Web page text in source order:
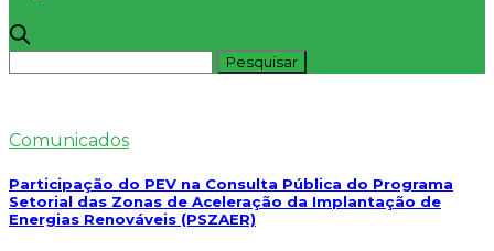
Comunicados
Participação do PEV na Consulta Pública do Programa
Setorial das Zonas de Aceleração da Implantação de
Energias Renováveis (PSZAER)